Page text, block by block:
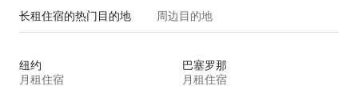
长租住宿的热门目的地 周边目的地
纽约
月租住宿
巴塞罗那
月租住宿